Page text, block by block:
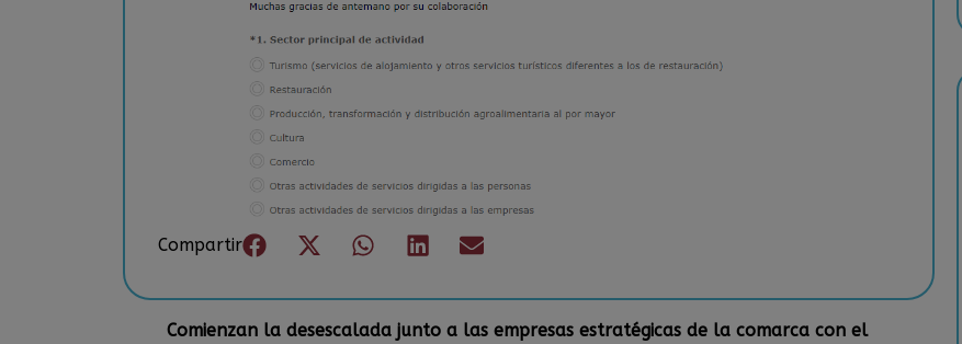
Compartir
Comienzan la desescalada junto a las empresas estratégicas de la comarca con el